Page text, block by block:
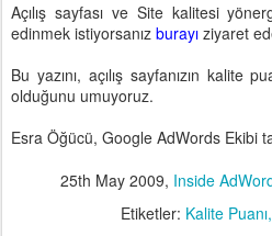
Açılış sayfası ve Site kalitesi
edinmek istiyorsanız burayı ziyaret
Bu yazını, açılış sayfanızın kalite
olduğunu umuyoruz.
Esra Öğücü, Google AdWords Ekibi
25th May 2009, Inside
Etiketler: Kalite Puanı